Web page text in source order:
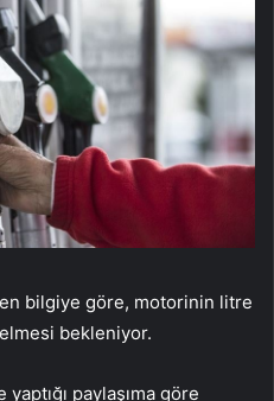
bilgiye göre, motorinin litre
bekleniyor.
yaptığı paylaşıma göre